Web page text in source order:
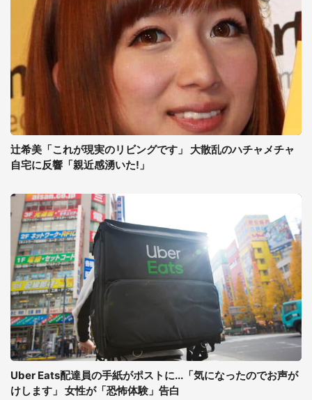
辻希美「これが現実のリビングです」 大散乱のハチャメチャ
自宅に反響「親近感湧いた!」
Uber Eats配達員の手紙がポストに...「気になったのでお声が
けします」 女性が「恐怖体験」告白